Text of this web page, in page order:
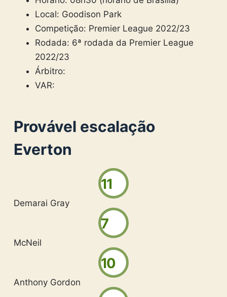
Local: Goodison Park
Competição: Premier League 2022/23
Rodada: 6ª rodada da Premier League
2022/23
Árbitro:
VAR:
Provável escalação
Everton
11
Demarai Gray
7
McNeil
10
Anthony Gordon